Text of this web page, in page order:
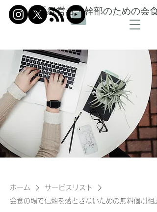
若手経営者・幹部のための会
ホーム
サービスリスト
会食の場で信頼を落とさないための無料個別相談